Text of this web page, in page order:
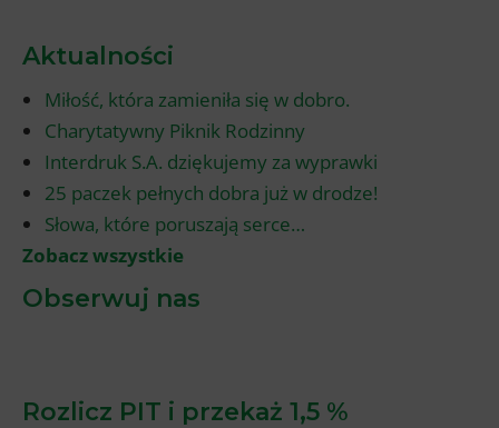
Aktualności
Miłość, która zamieniła się w dobro.
Charytatywny Piknik Rodzinny
Interdruk S.A. dziękujemy za wyprawki
25 paczek pełnych dobra już w drodze!
Słowa, które poruszają serce…
Zobacz wszystkie
Obserwuj nas
Rozlicz PIT i przekaż 1,5 %